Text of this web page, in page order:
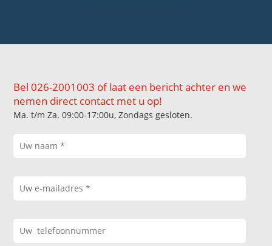
Bel 026-2001003 of laat een bericht achter en we
nemen direct contact met u op!
Ma. t/m Za. 09:00-17:00u, Zondags gesloten.